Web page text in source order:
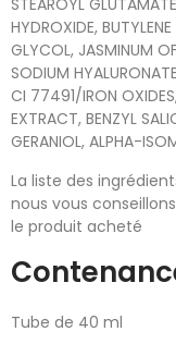
STEAROYL
HYDROXIDE,
GLYCOL, JASMINUM
SODIUM
CI 77491/IRON
EXTRACT, BENZYL
GERANIOL, ALPHA-
La liste des
nous vous
le produit acheté
Tube de 40 ml